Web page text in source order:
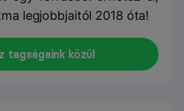
legjobbjaitól 2018 óta!
tagságaink közül